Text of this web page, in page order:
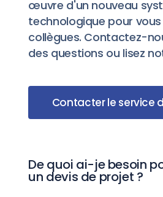
œuvre d'un nouveau
technologique pour
collègues. Contactez-
des questions ou lisez
Contacter le service
De quoi ai-je besoin
un devis de projet ?